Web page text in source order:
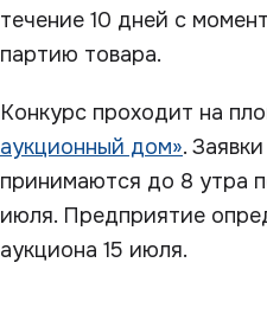
течение 10 дней с
партию товара.
Конкурс проходит на
аукционный дом».
принимаются до 8 утра
июля. Предприятие
аукциона 15 июля.